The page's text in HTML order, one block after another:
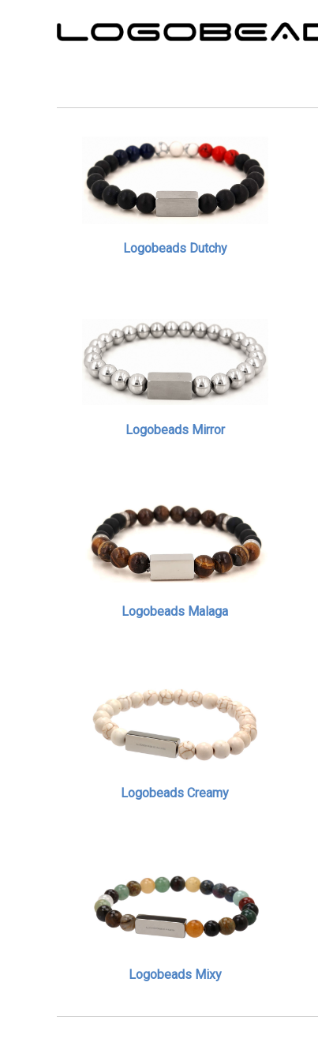
Logobeads Dutchy
Logobeads Mirror
Logobeads Malaga
Logobeads Creamy
Logobeads Mixy